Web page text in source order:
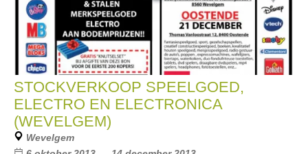
STOCKVERKOOP SPEELGOED,
ELECTRO EN ELECTRONICA
(WEVELGEM)
Wevelgem